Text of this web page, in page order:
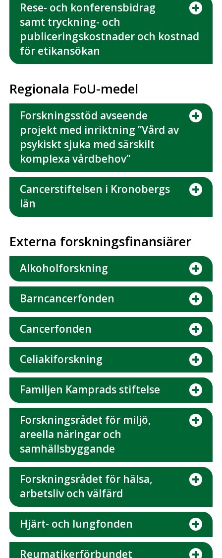
Rese- och konferensbidrag
samt tryckning- och
publiceringskostnader och kostnad
för etikansökan
Regionala FoU-medel
Forskningsstöd avseende
projekt med inriktning ”Vård av
psykiskt sjuka med särskilt
komplexa vårdbehov”
Cancerstiftelsen i Kronobergs
län
Externa forskningsfinansiärer
Alkoholforskning
Barncancerfonden
Cancerfonden
Celiakiforskning
Familjen Kamprads stiftelse
Forskningsrådet för miljö,
areella näringar och
samhällsbyggande
Forskningsrådet för hälsa,
arbetsliv och välfärd
Hjärt- och lungfonden
Reumatikerförbundet